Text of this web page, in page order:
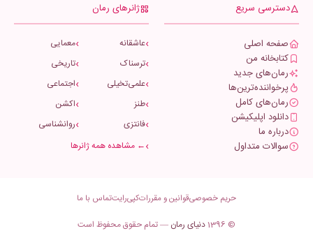
دسترسی سریع
صفحه اصلی
کتابخانه من
رمان‌های جدید
پرخواننده‌ترین‌ها
رمان‌های کامل
دانلود اپلیکیشن
درباره ما
سوالات متداول
ژانرهای رمان
عاشقانه
معمایی
ترسناک
تاریخی
علمی‌تخیلی
اجتماعی
طنز
اکشن
فانتزی
روانشناسی
← مشاهده همه ژانرها
© 1396 دنیای رمان — تمام حقوق محفوظ است
حریم خصوصیقوانین و مقرراتکپی‌رایتتماس با ما